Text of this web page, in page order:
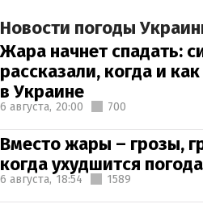
Новости погоды
Жара начнет спадать:
рассказали, когда и
в Украине
6 августа, 20:00 700
Вместо жары – грозы,
когда ухудшится погода
6 августа, 18:54 1589